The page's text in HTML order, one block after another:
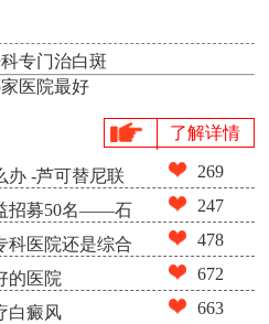
专门治白斑
医院最好
了解详情
办 -芦可替尼联
"
269
招募50名——石
复色夏令营启动
247
科医院还是综合
478
的医院 672
白癜风 663